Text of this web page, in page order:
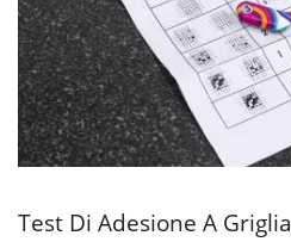
Test Di Adesione A Griglia